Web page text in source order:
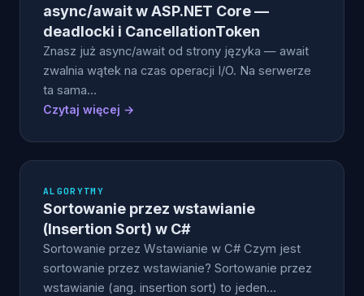
async/await w ASP.NET Core —
deadlocki i CancellationToken
Znasz już async/await od strony języka — await
zwalnia wątek na czas operacji I/O. Na serwerze
ta sama…
Czytaj więcej →
ALGORYTMY
Sortowanie przez wstawianie
(Insertion Sort) w C#
Sortowanie przez Wstawianie w C# Czym jest
sortowanie przez wstawianie? Sortowanie przez
wstawianie (ang. insertion sort) to jeden…